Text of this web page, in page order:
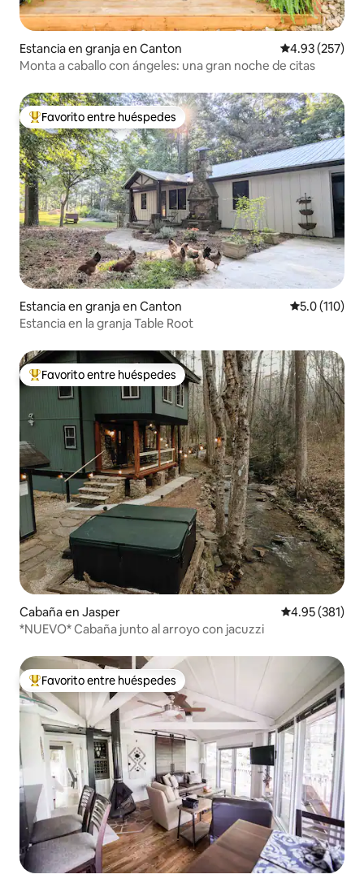
Estancia en granja en Canton Calificación
4.93 (257)
Monta a caballo con ángeles: una gran noche de citas
De los mejores en Favorito entre huéspedes
Favorito entre huéspedes
Estancia en granja en Canton Calificación
5.0 (110)
Estancia en la granja Table Root
De los mejores en Favorito entre huéspedes
Favorito entre huéspedes
Cabaña en Jasper Calificación
4.95 (381)
*NUEVO* Cabaña junto al arroyo con jacuzzi
De los mejores en Favorito entre huéspedes
Favorito entre huéspedes